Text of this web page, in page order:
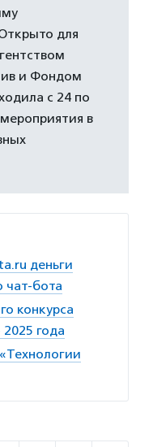
для
и Фондом
с 24 по
в
деньги
чат-бота
конкурса
года